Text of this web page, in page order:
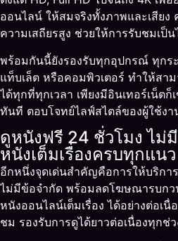
ออนไลน์ ให้สมจริงทั้งภาพและเสีย
ความเสถียรสูง ช่วยให้การรับชมเป็
พร้อมกันนี้ยังรองรับทุกอุปกรณ์ ทุกร
แท็บเล็ต หรือคอมพิวเตอร์ ทำให้สา
ได้ทุกที่ทุกเวลา เพียงมีอินเทอร์เน็ต
ทันที ตอบโจทย์ไลฟ์สไตล์ของผู้ใช้งา
ดูหนังฟรี 24 ชั่วโมง ไม่
หนังเต็มเรื่องครบทุกแนว
อีกหนึ่งจุดเด่นสำคัญคือการให้บริกา
ไม่มีข้อจำกัด พร้อมลดโฆษณารบกว
หนังออนไลน์เต็มเรื่อง ได้อย่างต่อเนื่
ชม รองรับการดูได้ยาวต่อเนื่องทุกช่ว